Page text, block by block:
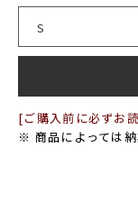
[ご購入前に必ずお
※ 商品によっては納